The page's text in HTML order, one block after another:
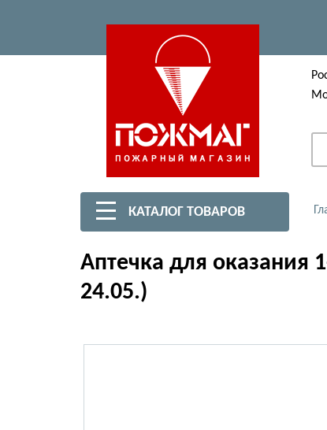
КАТАЛОГ ТОВАРОВ
Аптечка для оказания
24.05.)